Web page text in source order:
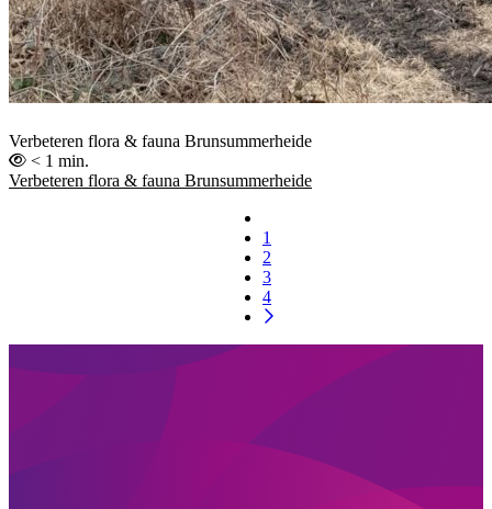
Verbeteren flora & fauna Brunsummerheide
< 1 min.
Verbeteren flora & fauna Brunsummerheide
1
2
3
4